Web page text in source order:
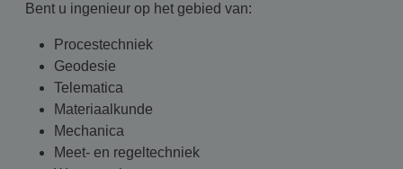
Bent u ingenieur op het gebied van:
Procestechniek
Geodesie
Telematica
Materiaalkunde
Mechanica
Meet- en regeltechniek